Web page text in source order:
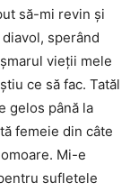
să-mi revin şi
sperând
vieţii mele
ce să fac. Tatăl
gelos până la
femeie din câte
Mi-e
sufletele